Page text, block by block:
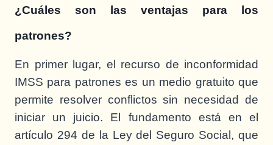
¿Cuáles son las ventajas para los
patrones?
En primer lugar, el recurso de inconformidad
IMSS para patrones es un medio gratuito que
permite resolver conflictos sin necesidad de
iniciar un juicio. El fundamento está en el
artículo 294 de la Ley del Seguro Social, que